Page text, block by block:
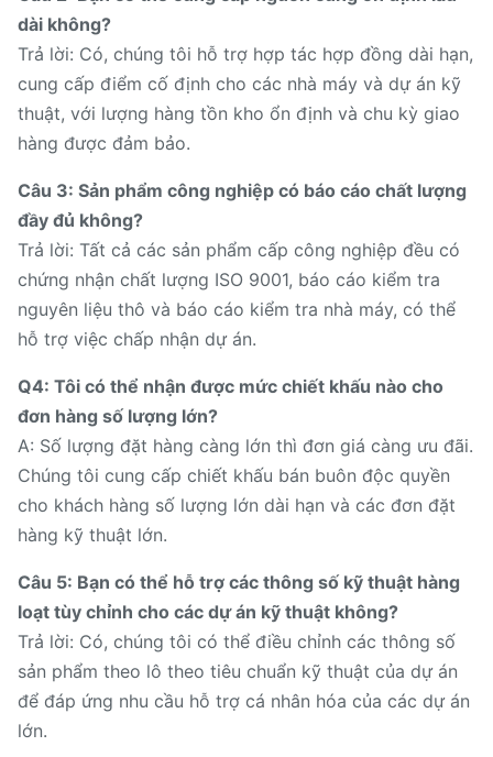
dài không?
Trả lời: Có, chúng tôi hỗ trợ hợp tác hợp đồng dài hạn,
cung cấp điểm cố định cho các nhà máy và dự án kỹ
thuật, với lượng hàng tồn kho ổn định và chu kỳ giao
hàng được đảm bảo.
Câu 3: Sản phẩm công nghiệp có báo cáo chất lượng
đầy đủ không?
Trả lời: Tất cả các sản phẩm cấp công nghiệp đều có
chứng nhận chất lượng ISO 9001, báo cáo kiểm tra
nguyên liệu thô và báo cáo kiểm tra nhà máy, có thể
hỗ trợ việc chấp nhận dự án.
Q4: Tôi có thể nhận được mức chiết khấu nào cho
đơn hàng số lượng lớn?
A: Số lượng đặt hàng càng lớn thì đơn giá càng ưu đãi.
Chúng tôi cung cấp chiết khấu bán buôn độc quyền
cho khách hàng số lượng lớn dài hạn và các đơn đặt
hàng kỹ thuật lớn.
Câu 5: Bạn có thể hỗ trợ các thông số kỹ thuật hàng
loạt tùy chỉnh cho các dự án kỹ thuật không?
Trả lời: Có, chúng tôi có thể điều chỉnh các thông số
sản phẩm theo lô theo tiêu chuẩn kỹ thuật của dự án
để đáp ứng nhu cầu hỗ trợ cá nhân hóa của các dự án
lớn.